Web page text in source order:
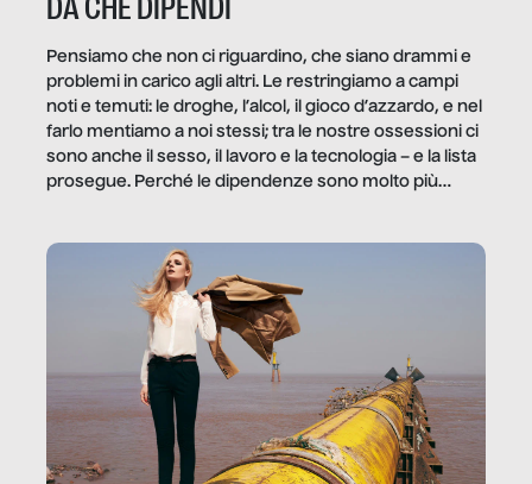
DA CHE DIPENDI
Pensiamo che non ci riguardino, che siano drammi e
problemi in carico agli altri. Le restringiamo a campi
noti e temuti: le droghe, l’alcol, il gioco d’azzardo, e nel
farlo mentiamo a noi stessi; tra le nostre ossessioni ci
sono anche il sesso, il lavoro e la tecnologia – e la lista
prosegue. Perché le dipendenze sono molto più
trae un guadagno. In questo reportage vediamo
quale e come.